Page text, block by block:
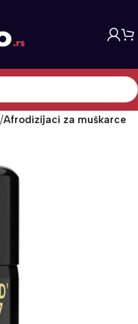
Afrodizijaci za muškarce